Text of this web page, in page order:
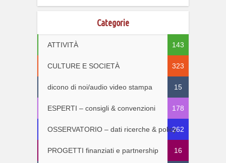
Categorie
ATTIVITÀ 143
CULTURE E SOCIETÀ 323
dicono di noi/audio video stampa 15
ESPERTI – consigli & convenzioni 178
OSSERVATORIO – dati ricerche & policy262
PROGETTI finanziati e partnership 16